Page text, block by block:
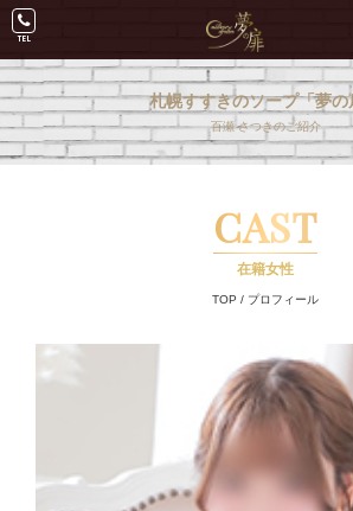
札幌すすきのソープ「夢の
百瀬 さつきのご紹介
CAST
在籍女性
TOP / プロフィール